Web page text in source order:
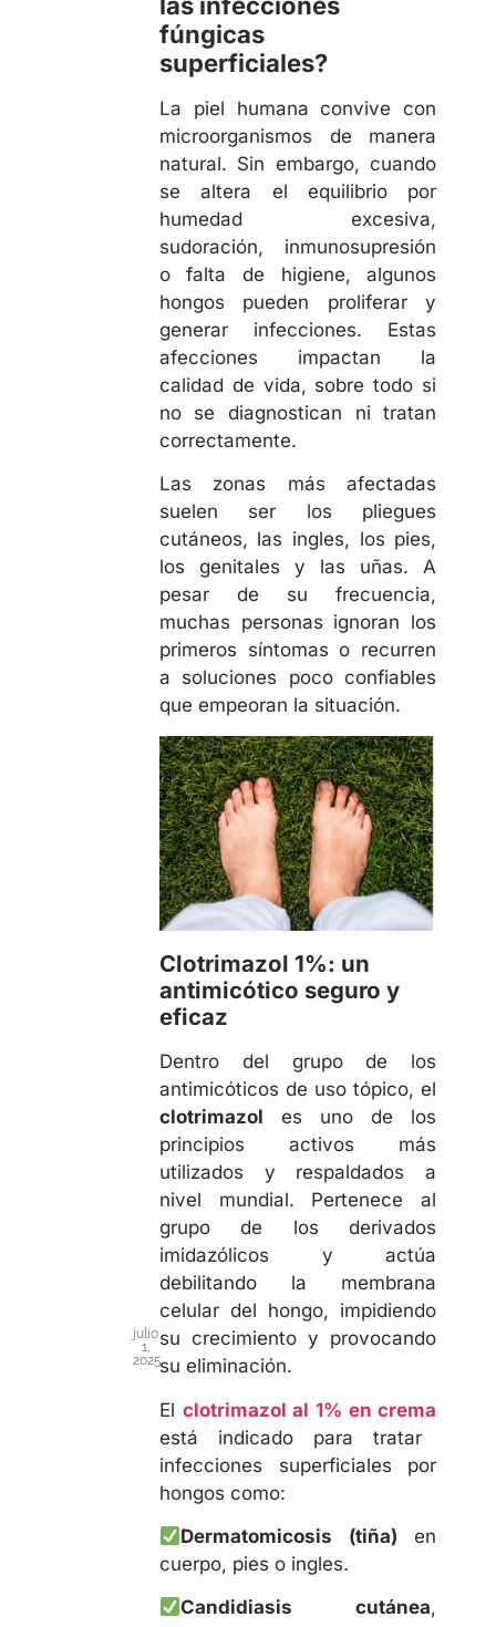
julio
1,
2025
fúngicas
superficiales?
La piel humana convive con
microorganismos de manera
natural. Sin embargo, cuando
se altera el equilibrio por
humedad excesiva,
sudoración, inmunosupresión
o falta de higiene, algunos
hongos pueden proliferar y
generar infecciones. Estas
afecciones impactan la
calidad de vida, sobre todo si
no se diagnostican ni tratan
correctamente.
Las zonas más afectadas
suelen ser los pliegues
cutáneos, las ingles, los pies,
los genitales y las uñas. A
pesar de su frecuencia,
muchas personas ignoran los
primeros síntomas o recurren
a soluciones poco confiables
que empeoran la situación.
Clotrimazol 1%: un
antimicótico seguro y
eficaz
Dentro del grupo de los
antimicóticos de uso tópico, el
clotrimazol es uno de los
principios activos más
utilizados y respaldados a
nivel mundial. Pertenece al
grupo de los derivados
imidazólicos y actúa
debilitando la membrana
celular del hongo, impidiendo
su crecimiento y provocando
su eliminación.
El clotrimazol al 1% en crema
está indicado para tratar
infecciones superficiales por
hongos como:
Dermatomicosis (tiña) en
cuerpo, pies o ingles.
Candidiasis cutánea,